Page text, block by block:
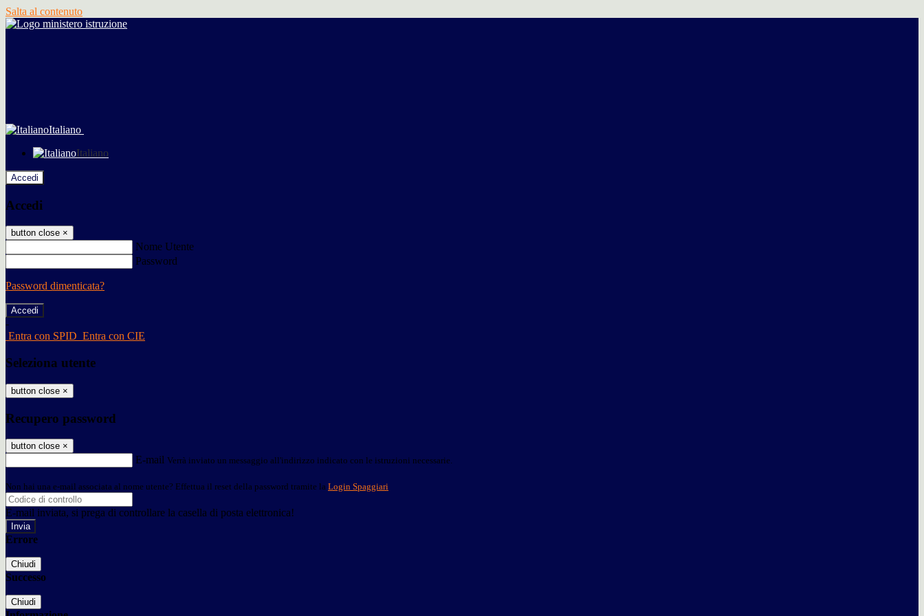
Salta al contenuto
Italiano
Italiano
Accedi
Accedi
button close ×
Nome Utente
Password
Password dimenticata?
-
Entra con SPID Entra con CIE
Seleziona utente
button close ×
Recupero password
button close ×
E-mail Verrà inviato un messaggio all'indirizzo indicato con le istruzioni necessarie.
Non hai una e-mail associata al nome utente? Effettua il reset della password tramite la Login Spaggiari
E-mail inviata, si prega di controllare la casella di posta elettronica!
Errore
Chiudi
Successo
Chiudi